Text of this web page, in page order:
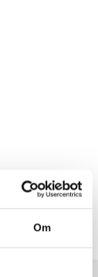
Om